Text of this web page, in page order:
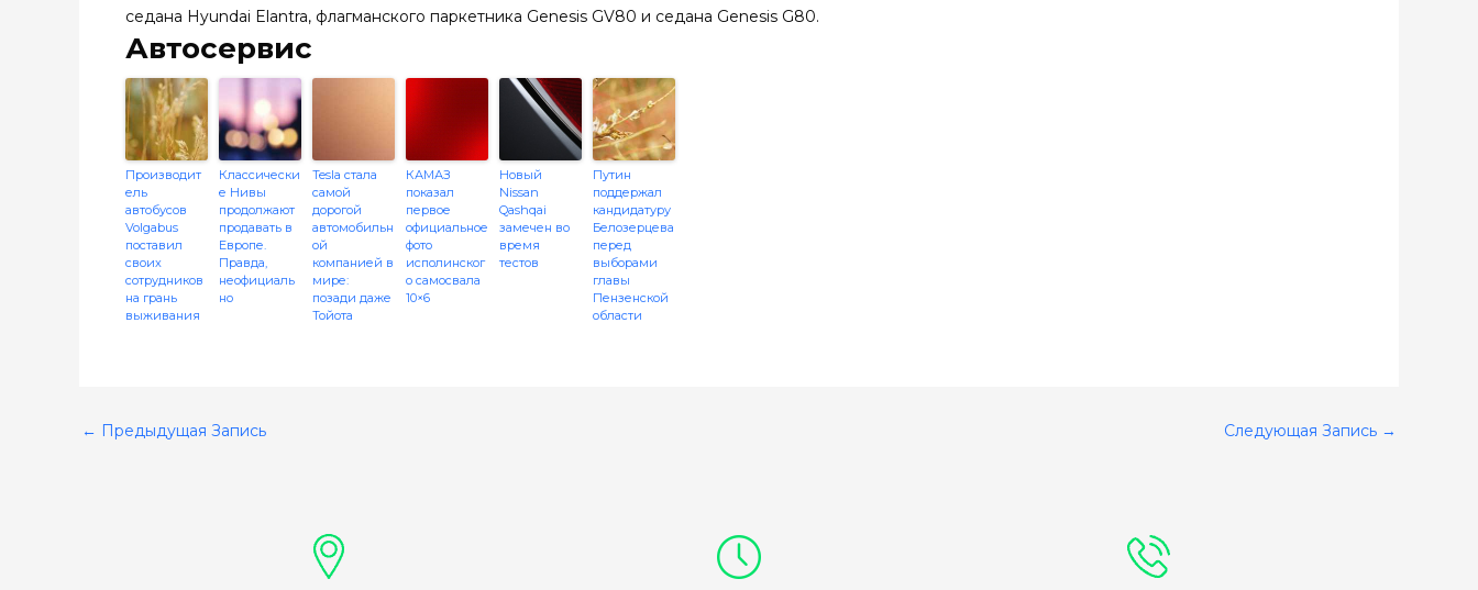
седана Hyundai Elantra, флагманского паркетника Genesis GV80 и седана Genesis G80.
Автосервис
Производит
ель
автобусов
Volgabus
поставил
своих
сотрудников
на грань
выживания
Классически
е Нивы
продолжают
продавать в
Европе.
Правда,
неофициаль
но
Tesla стала
самой
дорогой
автомобильн
ой
компанией в
мире:
позади даже
Тойота
КАМАЗ
показал
первое
официальное
фото
исполинског
о самосвала
10×6
Новый
Nissan
Qashqai
замечен во
время
тестов
Путин
поддержал
кандидатуру
Белозерцева
перед
выборами
главы
Пензенской
области
← Предыдущая Запись Следующая Запись →